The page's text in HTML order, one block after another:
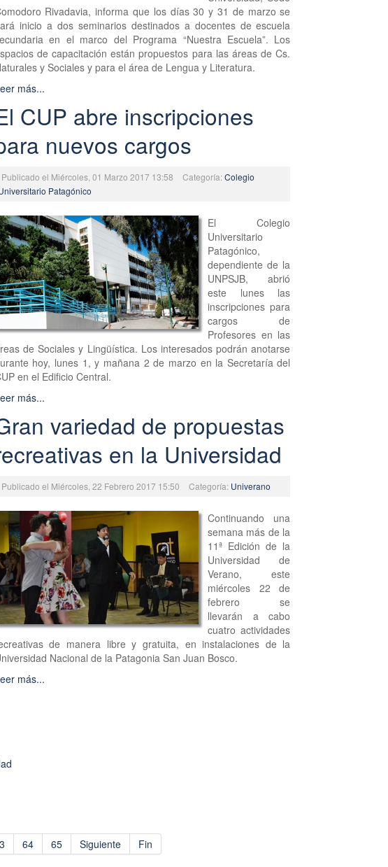
Rivadavia, informa que los días 30 y 31 de marzo se
inicio a dos seminarios destinados a docentes de escuela
en el marco del Programa “Nuestra Escuela”. Los
de capacitación están propuestos para las áreas de Cs.
y Sociales y para el área de Lengua y Literatura.
más...
CUP abre inscripciones
nuevos cargos
Publicado el Miércoles, 01 Marzo 2017 13:58 Categoría:Colegio
Patagónico
El Colegio
Universitario
Patagónico,
dependiente de la
UNPSJB, abrió
este lunes las
inscripciones para
cargos de
Profesores en las
de Sociales y Lingüística. Los interesados podrán anotarse
hoy, lunes 1, y mañana 2 de marzo en la Secretaría del
en el Edificio Central.
más...
variedad de propuestas
en la Universidad
Publicado el Miércoles, 22 Febrero 2017 15:50 Categoría: Univerano
Continuando una
semana más de la
11ª Edición de la
Universidad de
Verano, este
miércoles 22 de
febrero se
llevarán a cabo
cuatro actividades
de manera libre y gratuita, en instalaciones de la
Nacional de la Patagonia San Juan Bosco.
más...
64 65 Siguiente Fin